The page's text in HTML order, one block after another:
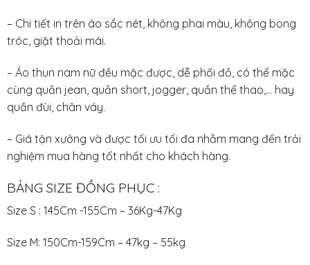
– Chi tiết in trên áo sắc nét, không phai màu, không bong
tróc, giặt thoải mái.
– Áo thun nam nữ đều mặc được, dễ phối đồ, có thể mặc
cùng quần jean, quần short, jogger, quần thể thao,… hay
quần đùi, chân váy.
– Giá tận xưởng và được tối ưu tối đa nhằm mang đến trải
nghiệm mua hàng tốt nhất cho khách hàng.
BẢNG SIZE ĐỒNG PHỤC :
Size S : 145Cm -155Cm – 36Kg-47Kg
Size M: 150Cm-159Cm – 47kg – 55kg